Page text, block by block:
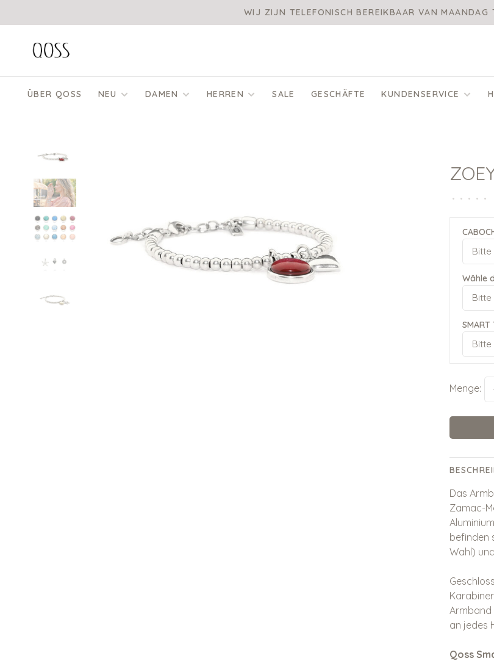
WIJ ZIJN TELEFONISCH BEREIKBAAR VAN MAANDAG
ÜBER QOSS NEU DAMEN HERREN SALE GESCHÄFTE KUNDENSERVICE
• • • • •
Bitte
Wähle
Bitte
SMART
Bitte
Menge:
Das
Zamac-
befinden
Wahl)
Armband
an jedes
Qoss